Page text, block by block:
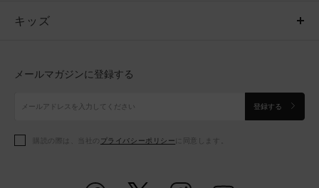
キッズ
アクセサリー
ボトムス
アクセサリー
トップス
シューズ
アクセサリー
キッズ
シューズ
メールマガジンに登録する
登録する
購読の際は、当社の プライバシーポリシー に同意します。